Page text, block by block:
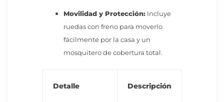
Movilidad y Protección: Incluye
ruedas con freno para moverlo
fácilmente por la casa y un
mosquitero de cobertura total.
Detalle Descripción